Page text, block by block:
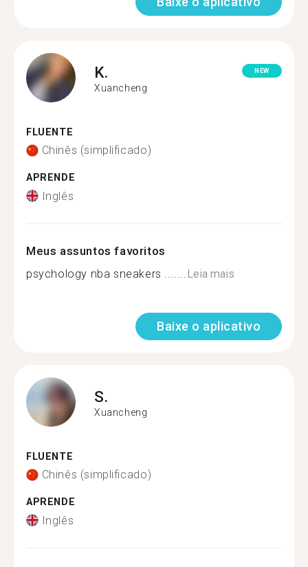
K.
Xuancheng
NEW
FLUENTE
Chinês (simplificado)
APRENDE
Inglês
Meus assuntos favoritos
psychology nba sneakers ....... Leia mais
Baixe o aplicativo
S.
Xuancheng
FLUENTE
Chinês (simplificado)
APRENDE
Inglês